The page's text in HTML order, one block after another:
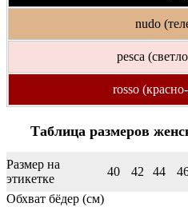
nudo
pesca
rosso
Таблица размеров
Размер на
этикетке
40 42 44
Обхват бёдер (см)